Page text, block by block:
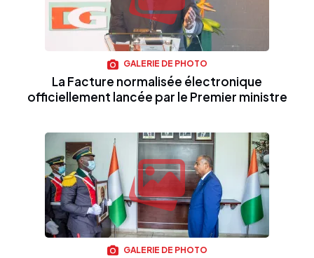
GALERIE DE PHOTO
La Facture normalisée électronique
officiellement lancée par le Premier ministre
GALERIE DE PHOTO